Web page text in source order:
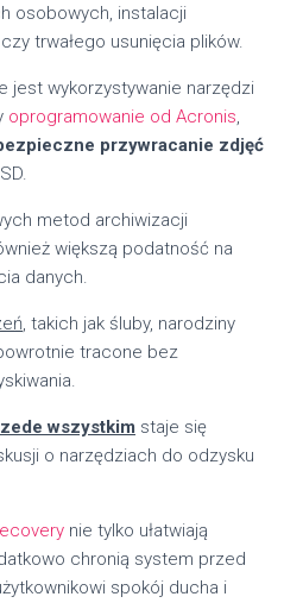
osobowych, instalacji
trwałego usunięcia plików.
jest wykorzystywanie narzędzi
oprogramowanie od Acronis,
przywracanie zdjęć
metod archiwizacji
większą podatność na
danych.
, takich jak śluby, narodziny
tracone bez
wszystkim staje się
o narzędziach do odzysku
nie tylko ułatwiają
chronią system przed
spokój ducha i